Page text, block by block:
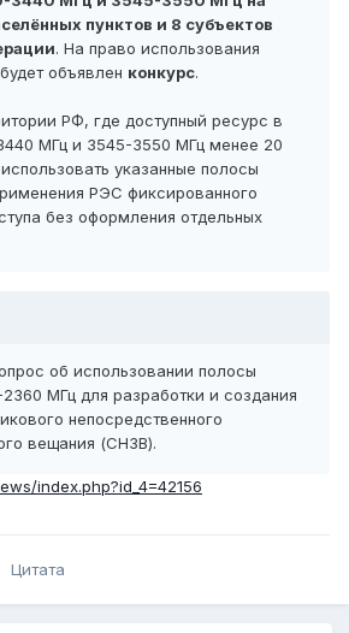
пунктов и 8 субъектов
. На право использования
объявлен конкурс.
РФ, где доступный ресурс в
МГц и 3545-3550 МГц менее 20
указанные полосы
РЭС фиксированного
без оформления отдельных
об использовании полосы
МГц для разработки и создания
непосредственного
вещания (СНЗВ).
index.php?id_4=42156
Цитата